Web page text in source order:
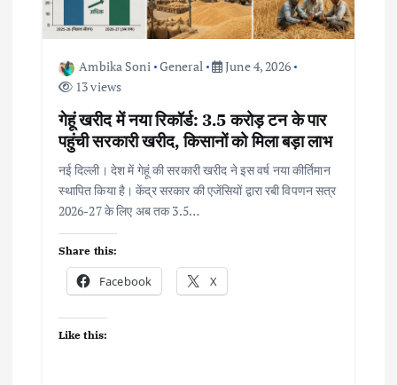
t
Ambika Soni General
June 4, 2026
13 views
गेहूं खरीद में नया रिकॉर्ड: 3.5 करोड़ टन के पार
पहुंची सरकारी खरीद, किसानों को मिला बड़ा लाभ
नई दिल्ली। देश में गेहूं की सरकारी खरीद ने इस वर्ष नया कीर्तिमान
स्थापित किया है। केंद्र सरकार की एजेंसियों द्वारा रबी विपणन सत्र
2026-27 के लिए अब तक 3.5…
Share this:
Facebook X
Like this: